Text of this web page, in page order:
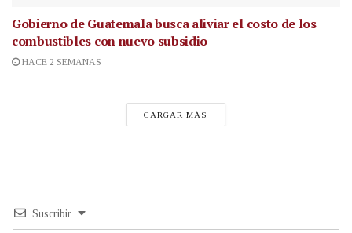
Gobierno de Guatemala busca aliviar el costo de los
combustibles con nuevo subsidio
HACE 2 SEMANAS
CARGAR MÁS
Suscribir